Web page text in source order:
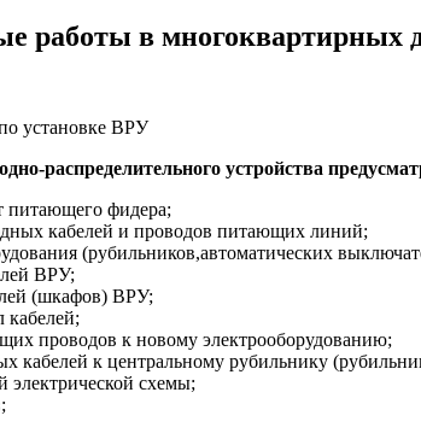
работы в многоквартирных
установке ВРУ
распределительного устройства
питающего фидера;
кабелей и проводов питающих линий;
(рубильников,автоматических
ВРУ;
(шкафов) ВРУ;
кабелей;
проводов к новому электрооборудованию;
кабелей к центральному рубильнику
электрической схемы;